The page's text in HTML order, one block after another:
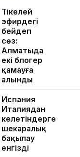
Тікелей
эфирдегі
бейәдеп
сөз:
Алматыда
екі блогер
қамауға
алынды
Испания
Италиядан
келетіндерге
шекаралық
бақылау
енгізді